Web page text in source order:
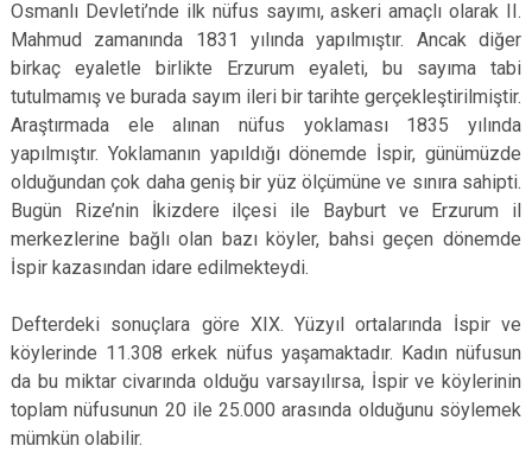
Osmanlı Devleti’nde ilk nüfus sayımı, askeri amaçlı olarak II.
Mahmud zamanında 1831 yılında yapılmıştır. Ancak diğer
birkaç eyaletle birlikte Erzurum eyaleti, bu sayıma tabi
tutulmamış ve burada sayım ileri bir tarihte gerçekleştirilmiştir.
Araştırmada ele alınan nüfus yoklaması 1835 yılında
yapılmıştır. Yoklamanın yapıldığı dönemde İspir, günümüzde
olduğundan çok daha geniş bir yüz ölçümüne ve sınıra sahipti.
Bugün Rize’nin İkizdere ilçesi ile Bayburt ve Erzurum il
merkezlerine bağlı olan bazı köyler, bahsi geçen dönemde
İspir kazasından idare edilmekteydi.
Defterdeki sonuçlara göre XIX. Yüzyıl ortalarında İspir ve
köylerinde 11.308 erkek nüfus yaşamaktadır. Kadın nüfusun
da bu miktar civarında olduğu varsayılırsa, İspir ve köylerinin
toplam nüfusunun 20 ile 25.000 arasında olduğunu söylemek
mümkün olabilir.